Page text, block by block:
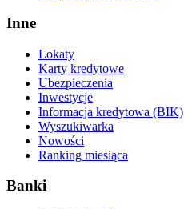
Inne
Lokaty
Karty kredytowe
Ubezpieczenia
Inwestycje
Informacja kredytowa (BIK)
Wyszukiwarka
Nowości
Ranking miesiąca
Banki